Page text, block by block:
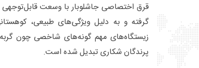
قرق اختصاصی جاشلوبار با وسعت
گرفته و به دلیل ویژگی‌های طبیعی،
زیستگاه‌های مهم گونه‌های شاخصی چون گربه
پرندگان شکاری تبدیل شده است.